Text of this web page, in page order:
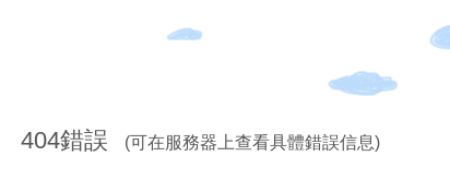
404錯誤 (可在服務器上查看具體錯誤信息)